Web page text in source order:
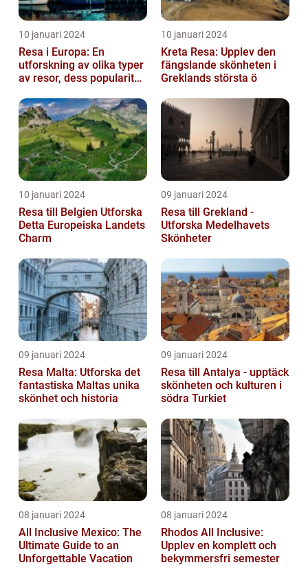
10 januari 2024
Resa i Europa: En
utforskning av olika typer
av resor, dess popularitet
10 januari 2024
Kreta Resa: Upplev den
fängslande skönheten i
Greklands största ö
10 januari 2024
Resa till Belgien Utforska
Detta Europeiska Landets
Charm
09 januari 2024
Resa till Grekland -
Utforska Medelhavets
Skönheter
09 januari 2024
Resa Malta: Utforska det
fantastiska Maltas unika
skönhet och historia
09 januari 2024
Resa till Antalya - upptäck
skönheten och kulturen i
södra Turkiet
08 januari 2024
All Inclusive Mexico: The
Ultimate Guide to an
Unforgettable Vacation
08 januari 2024
Rhodos All Inclusive:
Upplev en komplett och
bekymmersfri semester